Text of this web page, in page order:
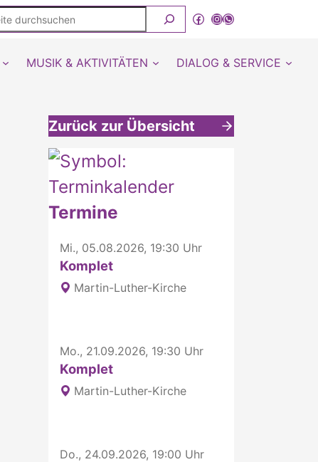
Facebook
Instagram
WhatsApp Kanal von detmold-lutherisch
MUSIK & AKTIVITÄTEN DIALOG & SERVICE
Zurück zur Übersicht
Weitere interessante Inhalte
Termine
Mi., 05.08.2026, 19:30 Uhr
Komplet
Martin-Luther-Kirche
Mo., 21.09.2026, 19:30 Uhr
Komplet
Martin-Luther-Kirche
Do., 24.09.2026, 19:00 Uhr